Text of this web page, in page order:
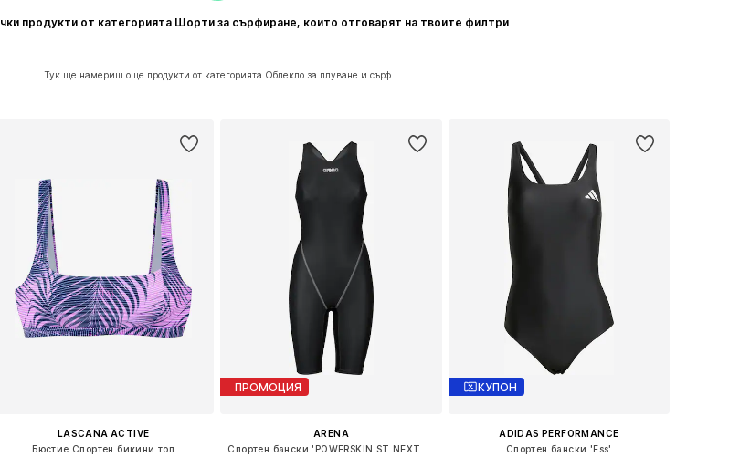
продукти от категорията Шорти за сърфиране, които отговарят на твоите филтри
Тук ще намериш още продукти от категорията Облекло за плуване и сърф
LASCANA ACTIVE
Бюстие Спортен бикини топ
ПРОМОЦИЯ
ARENA
КУПОН
ADIDAS PERFORMANCE
Спортен бански 'Ess'